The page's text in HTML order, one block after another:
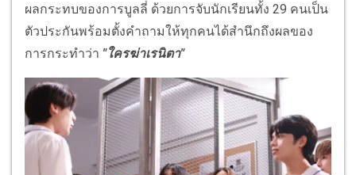
ผลกระทบของการบูลลี่ ด้วยการจับนักเรียนทั้ง 29 คนเป็น
ตัวประกันพร้อมตั้งคำถามให้ทุกคนได้สำนึกถึงผลของ
การกระทำว่า "ใครฆ่าเรนิตา"